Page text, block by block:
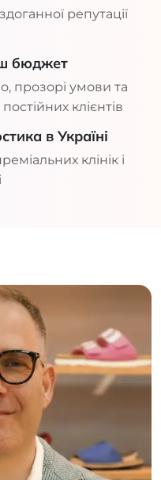
репутації
бюджет
прозорі умови та
клієнтів
в Україні
клінік і